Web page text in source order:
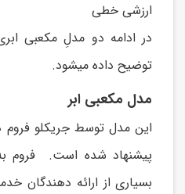
ارزشی خطی
در ادامه دو مدلِ مکعبی
توضیح داده میشود.
مدل مکعبی ابر
این مدل توسط جریکلو
پیشنهاد شده است. فروم
بسیاری از ارائه دهندگان